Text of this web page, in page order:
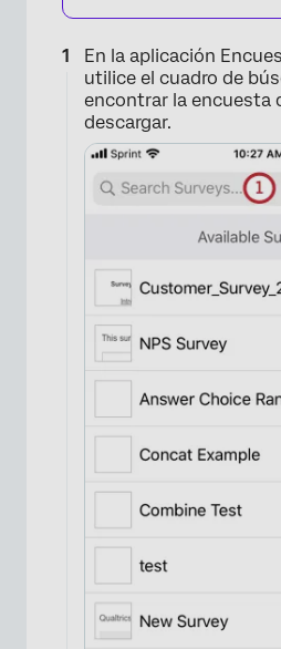
En la aplicación
utilice el cuadro de
encontrar la encuesta
descargar.